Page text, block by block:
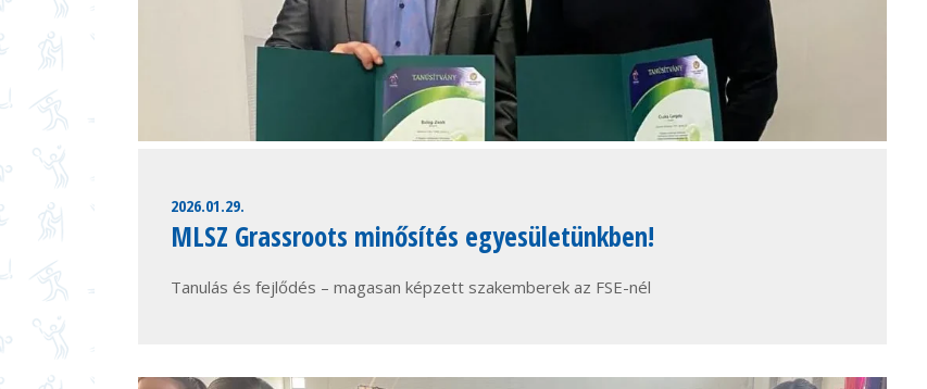
2026.01.29.
MLSZ Grassroots minősítés egyesületünkben!
Tanulás és fejlődés – magasan képzett szakemberek az FSE-nél